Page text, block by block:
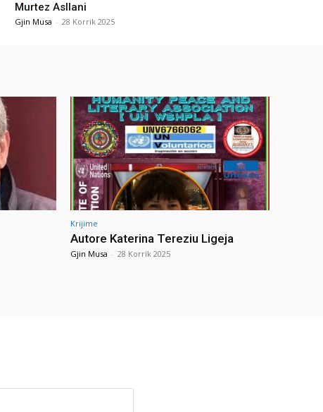
Murtez Asllani
Gjin Musa - 28 Korrik 2025
Krijime
Autore Katerina Tereziu Ligeja
Gjin Musa - 28 Korrik 2025